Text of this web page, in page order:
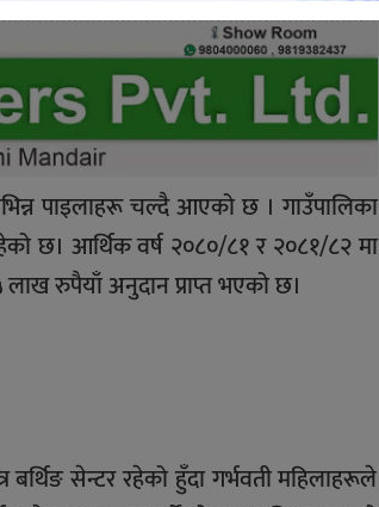
पाइलाहरू चल्दै आएको छ । गाउँपालिका
छ। आर्थिक वर्ष २०८०/८१ र २०८१/८२ मा
रुपैयाँ अनुदान प्राप्त भएको छ।
सेन्टर रहेको हुँदा गर्भवती महिलाहरूले